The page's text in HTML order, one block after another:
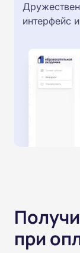
интерфейс
при